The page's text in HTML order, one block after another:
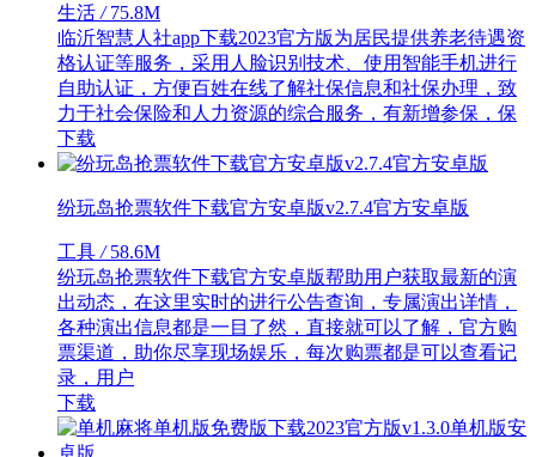
生活/75.8M
临沂智慧人社app下载2023官方版为居民提供养老待遇资
格认证等服务，采用人脸识别技术、使用智能手机进行
自助认证，方便百姓在线了解社保信息和社保办理，致
力于社会保险和人力资源的综合服务，有新增参保，保
下载
纷玩岛抢票软件下载官方安卓版v2.7.4官方安卓版
工具/58.6M
纷玩岛抢票软件下载官方安卓版帮助用户获取最新的演
出动态，在这里实时的进行公告查询，专属演出详情，
各种演出信息都是一目了然，直接就可以了解，官方购
票渠道，助你尽享现场娱乐，每次购票都是可以查看记
录，用户
下载